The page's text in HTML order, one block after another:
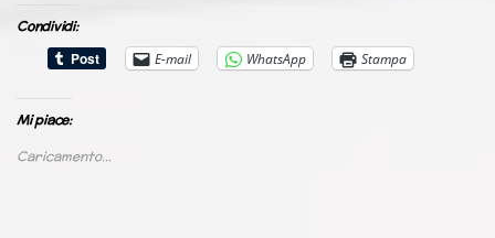
Condividi:
E-mail
WhatsApp Stampa
Mi piace:
Caricamento...